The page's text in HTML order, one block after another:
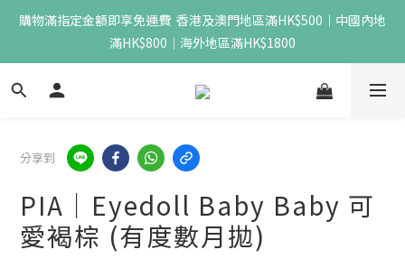
購物滿指定金額即享免運費  香港及澳門地區滿HK$500｜中國內地
滿HK$800｜海外地區滿HK$1800
分享到
PIA｜Eyedoll Baby Baby 可
愛褐棕 (有度數月拋)